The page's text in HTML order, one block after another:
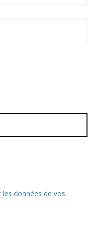
données de vos